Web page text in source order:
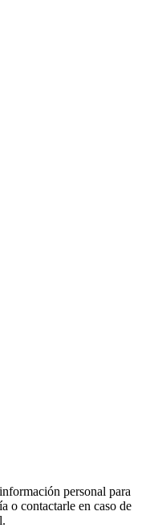
personal para
o contactarle en caso de